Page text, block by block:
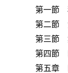
第一節
第二節
第三節
第四節
第五章